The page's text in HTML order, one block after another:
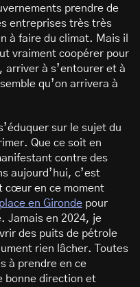
prendre de
entreprises très très
à faire du climat. Mais il
vraiment coopérer pour
arriver à s’entourer et à
qu’on arrivera à
sur le sujet du
Que ce soit en
contre des
aujourd’hui, c’est
cœur en ce moment
en Gironde pour
Jamais en 2024, je
des puits de pétrole
rien lâcher. Toutes
à prendre en ce
bonne direction et